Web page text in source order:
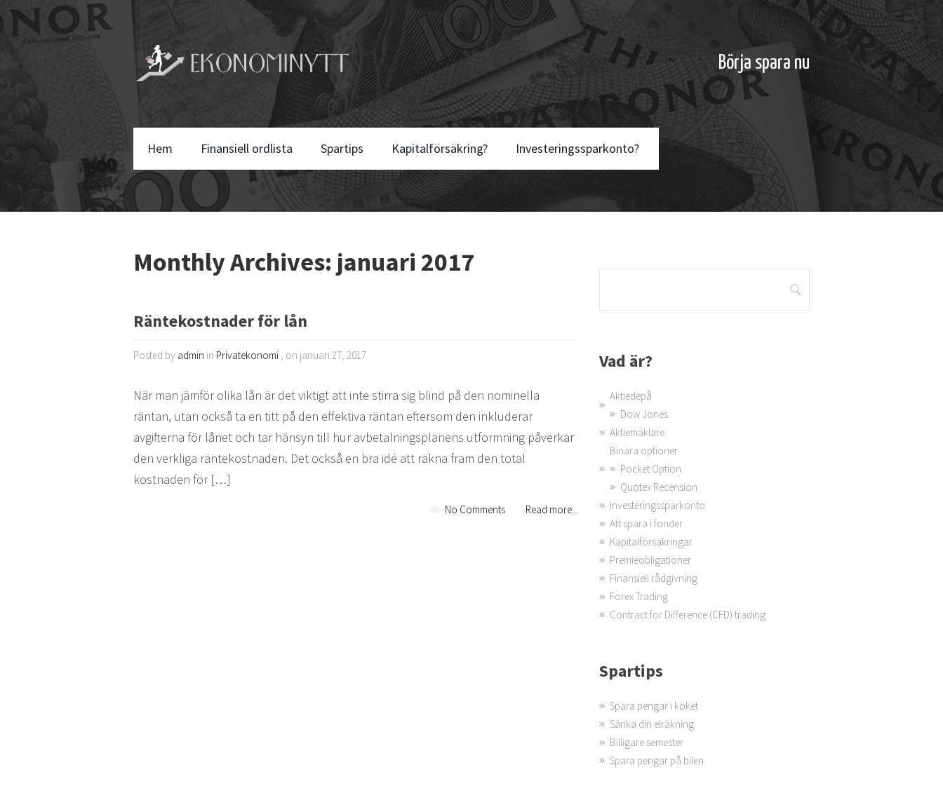
Börja spara nu
Hem Finansiell ordlista Spartips Kapitalförsäkring? Investeringssparkonto?
Monthly Archives: januari 2017
Räntekostnader för lån
Posted by admin in Privatekonomi , on januari 27, 2017
När man jämför olika lån är det viktigt att inte stirra sig blind på den nominella
räntan, utan också ta en titt på den effektiva räntan eftersom den inkluderar
avgifterna för lånet och tar hänsyn till hur avbetalningsplanens utformning påverkar
den verkliga räntekostnaden. Det också en bra idé att räkna fram den total
kostnaden för […]
No Comments Read more...
Vad är?
Aktiedepå
Dow Jones
Aktiemäklare
Binära optioner
Pocket Option
Quotex Recension
Investeringssparkonto
Att spara i fonder
Kapitalförsäkringar
Premieobligationer
Finansiell rådgivning
Forex Trading
Contract for Difference (CFD) trading
Spartips
Spara pengar i köket
Sänka din elräkning
Billigare semester
Spara pengar på bilen